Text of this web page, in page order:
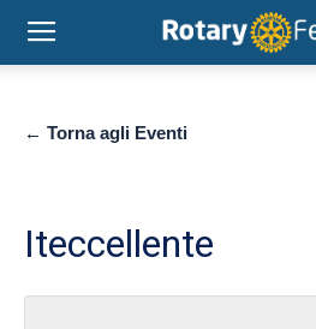
← Torna agli Eventi
Iteccellente